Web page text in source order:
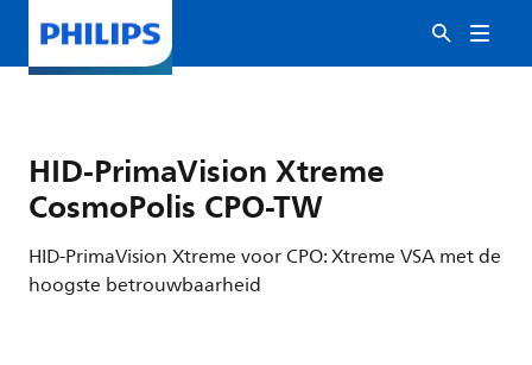
HID-PrimaVision Xtreme
CosmoPolis CPO-TW
HID-PrimaVision Xtreme voor CPO: Xtreme VSA met de
hoogste betrouwbaarheid